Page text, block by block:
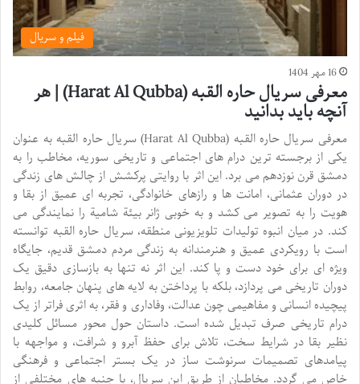
فیلم و سریال
16 مهر 1404
معرفی سریال حاره القبه (Harat Al Qubba) | هر
آنچه باید بدانید
معرفی سریال حاره القبه (Harat Al Qubba) سریال حاره القبه به عنوان
یکی از برجسته ترین درام های اجتماعی و تاریخی سوریه، مخاطب را به
دمشق قرن نوزدهم می برد. این اثر با روایتی پرکشش از چالش های زندگی
در دوران عثمانی، امانت ها و رازهای خانوادگی، تجربه ای عمیق از بقا و
هویت را به تصویر می کشد و به خوبی ژانر بیئة شامیة را نمایندگی می
کند. در میان انبوه تولیدات تلویزیونی منطقه، سریال حاره القبه توانسته
است با رویکردی عمیق و هنرمندانه به زندگی مردم دمشق قدیم، جایگاه
ویژه ای برای خود دست و پا کند. این اثر نه تنها به بازسازی دقیق یک
دوران تاریخی می پردازد، بلکه با پرداختن به لایه های پنهان جامعه، روابط
پیچیده انسانی و مفاهیمی چون عدالت، وفاداری و فقر، به اثری فراتر از یک
درام تاریخی صرف تبدیل شده است. داستان حول محور مسائل کلیدی
نظیر بقا در شرایط سخت، تلاش برای حفظ آبرو و شرافت، و مواجهه با
پیامدهای تصمیمات سرنوشت ساز در یک بستر اجتماعی و فرهنگی
خاص می گردد. مخاطبان از طریق این سریال، با جنبه های مختلفی از